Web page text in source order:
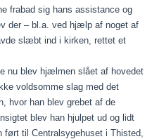
frabad sig hans assistance og
der – bl.a. ved hjælp af noget af
slæbt ind i kirken, rettet et
nu blev hjælmen slået af hovedet
voldsomme slag med det
hvor han blev grebet af de
blev han hjulpet ud og lidt
ført til Centralsygehuset i Thisted,